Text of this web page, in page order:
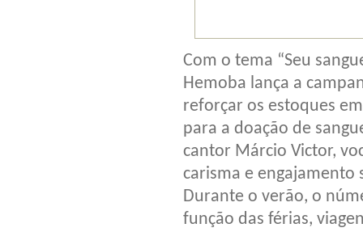
Com o tema “Seu
Hemoba lança a
reforçar os estoques
para a doação de
cantor Márcio Victor,
carisma e engajamento
Durante o verão, o
função das férias,